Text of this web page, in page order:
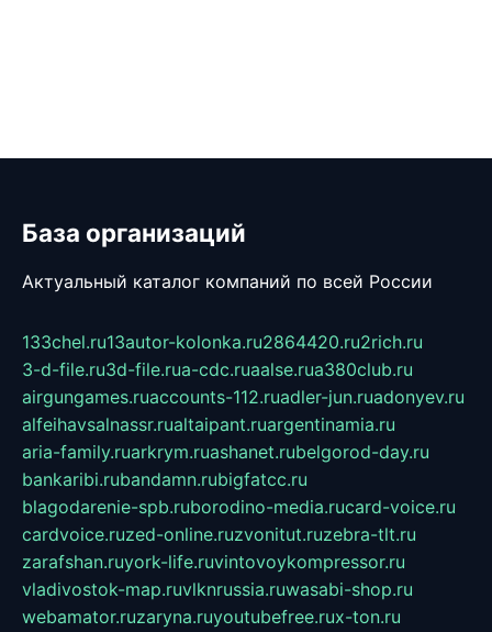
База организаций
Актуальный каталог компаний по всей России
133chel.ru13autor-kolonka.ru2864420.ru2rich.ru
3-d-file.ru3d-file.rua-cdc.ruaalse.rua380club.ru
airgungames.ruaccounts-112.ruadler-jun.ruadonyev.ru
alfeihavsalnassr.rualtaipant.ruargentinamia.ru
aria-family.ruarkrym.ruashanet.rubelgorod-day.ru
bankaribi.rubandamn.rubigfatcc.ru
blagodarenie-spb.ruborodino-media.rucard-voice.ru
cardvoice.ruzed-online.ruzvonitut.ruzebra-tlt.ru
zarafshan.ruyork-life.ruvintovoykompressor.ru
vladivostok-map.ruvlknrussia.ruwasabi-shop.ru
webamator.ruzaryna.ruyoutubefree.rux-ton.ru